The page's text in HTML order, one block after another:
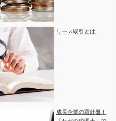
リース取引とは
成長企業の羅針盤！